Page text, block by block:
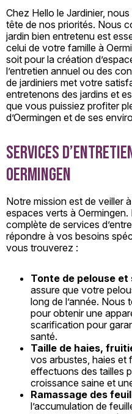
Chez Hello le Jardinier,
tête de nos priorités. Nous
jardin bien entretenu est
celui de votre famille à
soit pour la création
l’entretien annuel ou des
de jardiniers met votre
entretenons des jardins et
que vous puissiez profiter
d’Oermingen et de ses
Services
Oermingen
Notre mission est de veiller
espaces verts à
complète de services
répondre à vos besoins
vous trouverez :
Tonte de pelouse
assure que votre
long de l’année. Nous
pour obtenir une
scarification pour
santé.
Taille de haies,
vos arbustes, haies et
effectuons des tailles
croissance saine et
Ramassage des
l’accumulation de